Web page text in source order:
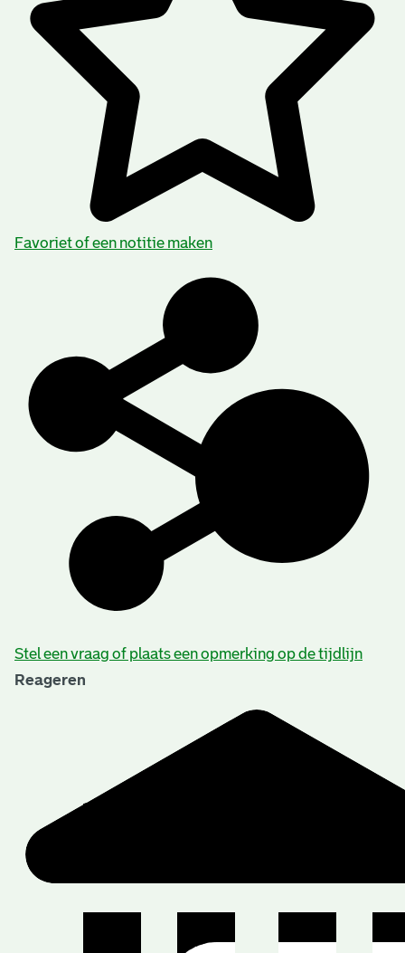
Favoriet of een notitie maken
Stel een vraag of plaats een opmerking op de tijdlijn
Reageren